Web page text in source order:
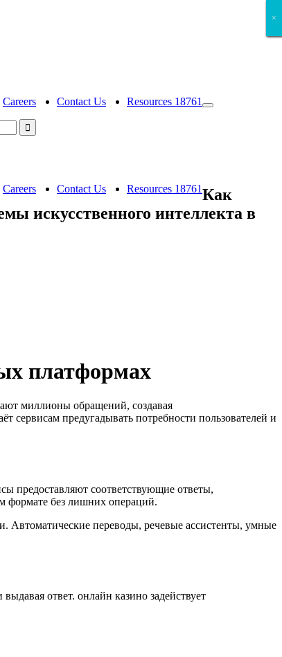
Careers Contact Us Resources 18761
Careers Contact Us Resources 18761Как
искусственного интеллекта в
платформах
миллионы обращений, создавая
сервисам предугадывать потребности пользователей и
предоставляют соответствующие ответы,
формате без лишних операций.
Автоматические переводы, речевые ассистенты, умные
ответ. онлайн казино задействует
×
×
×
×
×
×